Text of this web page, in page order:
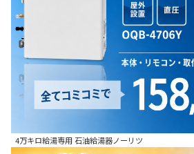
4万キロ給湯専用 石油給湯器ノーリツ